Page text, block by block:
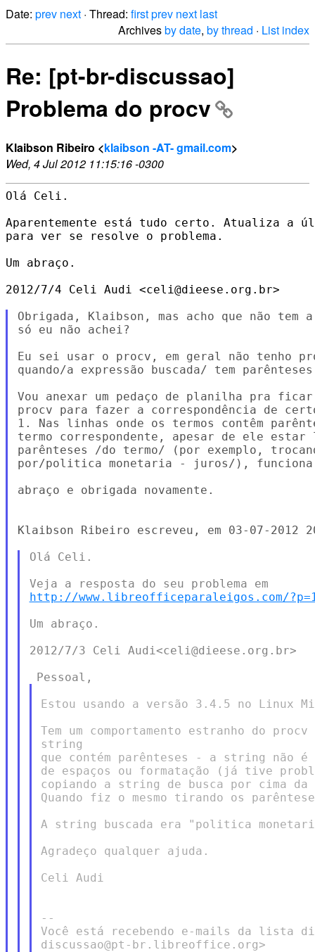
Date: prev next · Thread: firstprev next last
Archivesby date, by thread · List index
Re: [pt-br-discussao]
Problema do procv
Klaibson Ribeiro <klaibson -AT- gmail.com>
Wed, 4 Jul 2012 11:15:16 -0300
Olá Celi.
Aparentemente está tudo certo. Atualiza a
para ver se resolve o problema.
Um abraço.
2012/7/4 Celi Audi <celi@dieese.org.br>
Obrigada, Klaibson, mas acho que não
só eu não achei?
Eu sei usar o procv, em geral não tenho
quando/a expressão buscada/ tem
Vou anexar um pedaço de planilha pra
procv para fazer a correspondência de
1. Nas linhas onde os termos contêm
termo correspondente, apesar de ele
parênteses /do termo/ (por exemplo,
por/politica monetaria - juros/),
abraço e obrigada novamente.
Klaibson Ribeiro escreveu, em 03-07-2012
Olá Celi.
http://www.libreofficeparaleigos.com/
Um abraço.
2012/7/3 Celi Audi<celi@dieese.org.br>
Estou usando a versão 3.4.5 no Linux
Tem um comportamento estranho do
string
que contém parênteses - a string não
de espaços ou formatação (já tive
copiando a string de busca por cima
Quando fiz o mesmo tirando os
A string buscada era "politica
Agradeço qualquer ajuda.
Celi Audi
--
Você está recebendo e-mails da lista
discussao@pt-br.libreoffice.org>